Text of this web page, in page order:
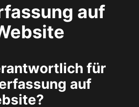
auf
für
auf